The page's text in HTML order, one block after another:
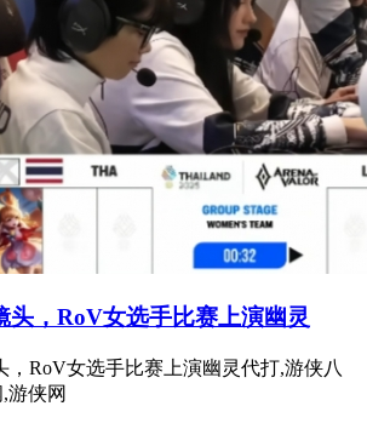
头，RoV女选手比赛上演幽灵
，RoV女选手比赛上演幽灵代打,游侠八
游侠网